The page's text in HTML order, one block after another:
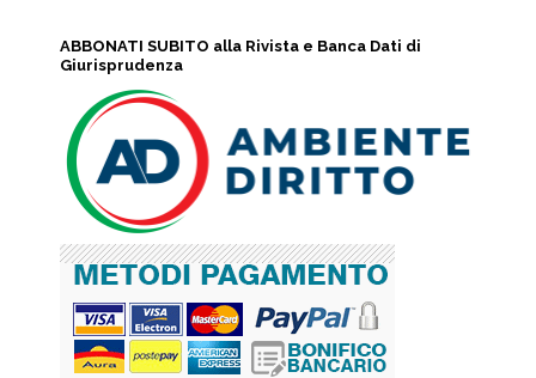
ABBONATI SUBITO alla Rivista e Banca Dati di
Giurisprudenza